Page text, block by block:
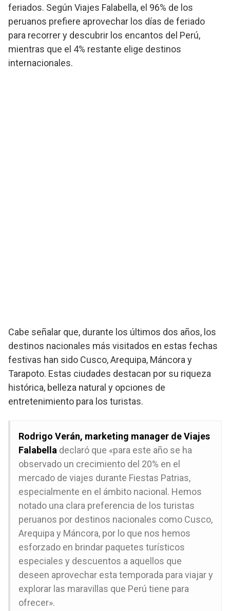
feriados. Según Viajes Falabella, el 96% de los
peruanos prefiere aprovechar los días de feriado
para recorrer y descubrir los encantos del Perú,
mientras que el 4% restante elige destinos
internacionales.
Cabe señalar que, durante los últimos dos años, los
destinos nacionales más visitados en estas fechas
festivas han sido Cusco, Arequipa, Máncora y
Tarapoto. Estas ciudades destacan por su riqueza
histórica, belleza natural y opciones de
entretenimiento para los turistas.
Rodrigo Verán, marketing manager de Viajes
Falabella declaró que «para este año se ha
observado un crecimiento del 20% en el
mercado de viajes durante Fiestas Patrias,
especialmente en el ámbito nacional. Hemos
notado una clara preferencia de los turistas
peruanos por destinos nacionales como Cusco,
Arequipa y Máncora, por lo que nos hemos
esforzado en brindar paquetes turísticos
especiales y descuentos a aquellos que
deseen aprovechar esta temporada para viajar y
explorar las maravillas que Perú tiene para
ofrecer».